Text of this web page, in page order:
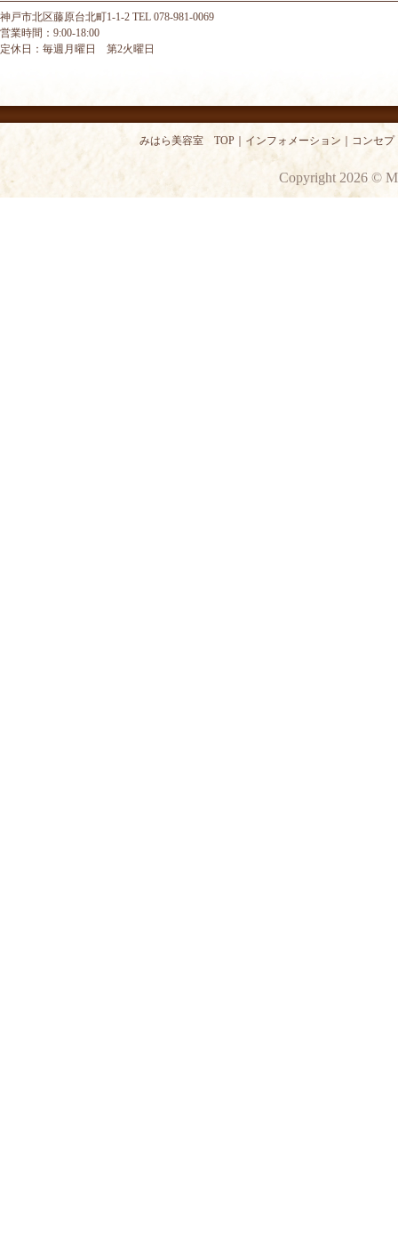
神戸市北区藤原台北町1-1-2 TEL 078-981-0069
営業時間：9:00-18:00
定休日：毎週月曜日 第2火曜日
みはら美容室 TOP インフォメーション コンセプ
Copyright 2026 ©